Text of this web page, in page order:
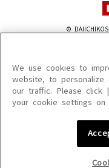
©
このサイトに掲載されている一
を問わず、著作権法の定める範
を禁じます。
楽曲及びコンテンツは、機種に
楽曲及びコンテンツの配信日、
We use cookies to
website, to personalize
our traffic. Please click
your cookie settings on